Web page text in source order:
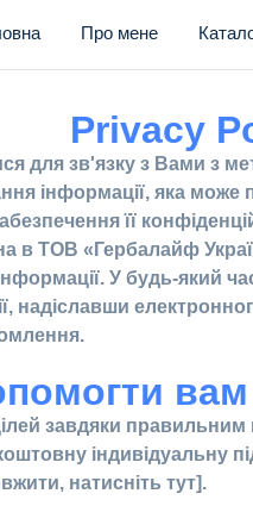
Про мене
Privacy
для зв'язку з Вами з
інформації, яка
її
ТОВ «Гербалайф
У будь-який
надіславши
завдяки
індивідуальну
натисніть тут].